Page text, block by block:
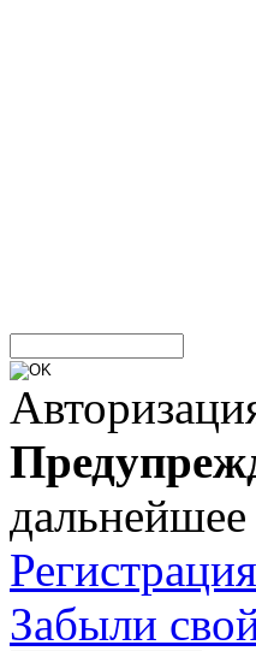
Регистрация
Забыли